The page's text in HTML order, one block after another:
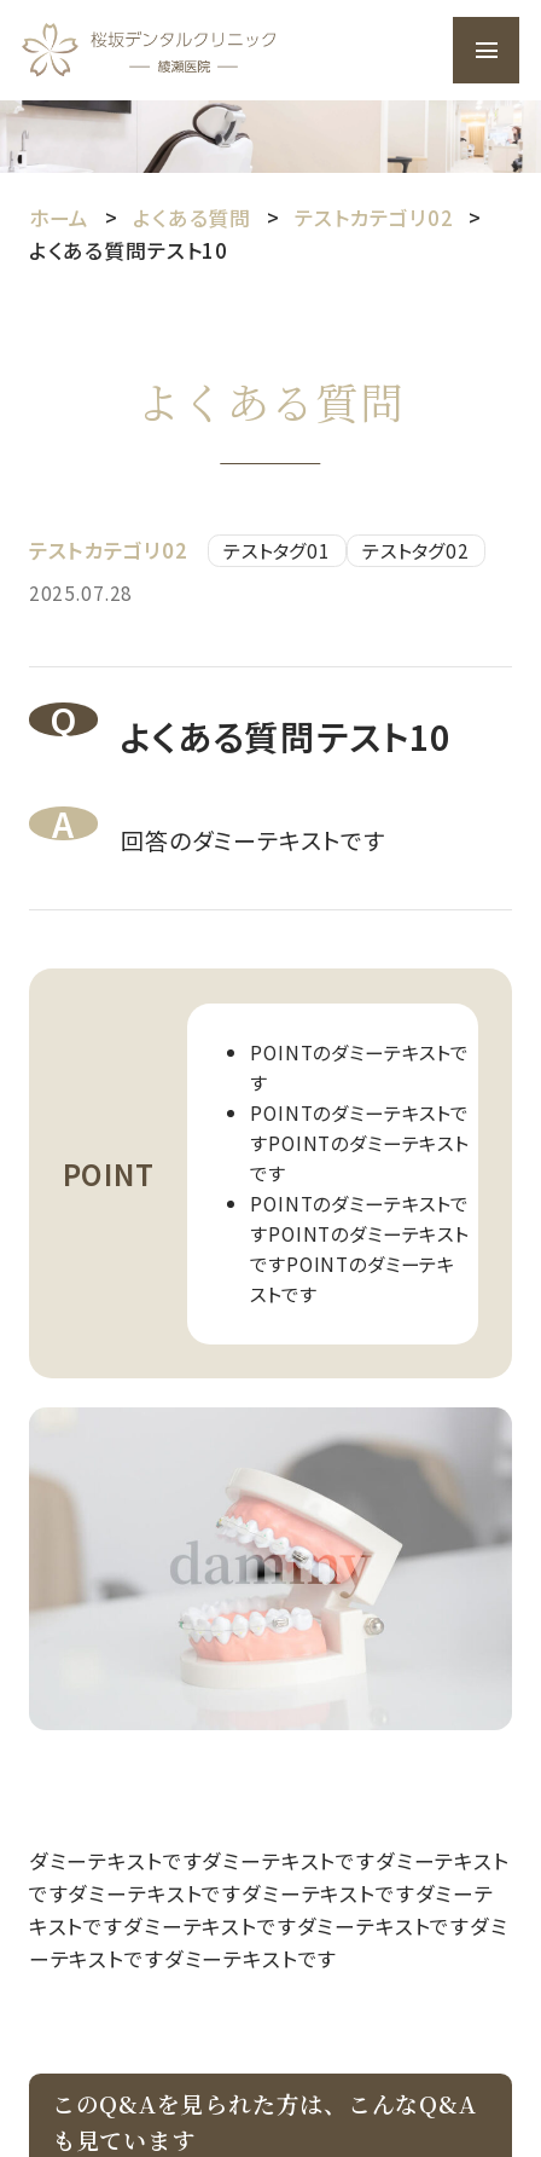
ホーム よくある質問
テストカテゴリ02
よくある質問テスト10
よくある質問
テストカテゴリ02 テストタグ01
テストタグ02
2025.07.28
よくある質問テスト10
回答のダミーテキストです
POINT
POINTのダミーテキストで
す
POINTのダミーテキストで
すPOINTのダミーテキスト
です
POINTのダミーテキストで
すPOINTのダミーテキスト
ですPOINTのダミーテキ
ストです
ダミーテキストですダミーテキストですダミーテキスト
ですダミーテキストですダミーテキストですダミーテ
キストですダミーテキストですダミーテキストですダミ
ーテキストですダミーテキストです
このQ&Aを見られた方は、こんなQ&A
も見ています